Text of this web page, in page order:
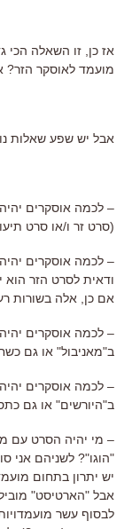
אז כן, זו השאלה הכי
מועמד לאוסקר הזר?
אבל יש שפע שאלות
(סרט זר ו/או סרט
– לכמה אוסקרים
ודאית לסרט הזר
אם כן, אלה בשורות
– לכמה אוסקרים
ב"מאניבול" או גם
– לכמה אוסקרים
ב"היורשים" או גם
– מי יהיה הסרט עם
"הוגו"? לשניהם אני
יש יתרון בתחום
אבל "הארטיסט"
לבסוף עשר